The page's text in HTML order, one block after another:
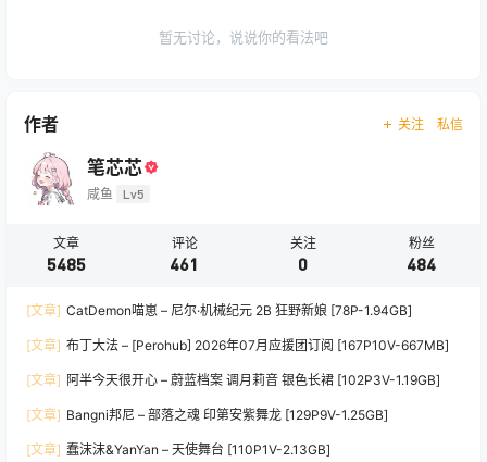
暂无讨论，说说你的看法吧
作者 关注 私信
笔芯芯
咸鱼 Lv5
文章
5485
评论
461
关注
0
粉丝
484
[文章] CatDemon喵崽 – 尼尔·机械纪元 2B 狂野新娘 [78P-1.94GB]
[文章] 布丁大法 – [Perohub] 2026年07月应援团订阅 [167P10V-667MB]
[文章] 阿半今天很开心 – 蔚蓝档案 调月莉音 银色长裙 [102P3V-1.19GB]
[文章] Bangni邦尼 – 部落之魂 印第安紫舞龙 [129P9V-1.25GB]
[文章] 蠢沫沫&YanYan – 天使舞台 [110P1V-2.13GB]